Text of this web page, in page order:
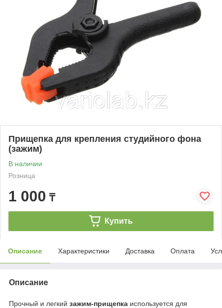
Прищепка для крепления студийного фона
(зажим)
В наличии
Розница
1 000 ₸
Купить
Описание Характеристики Доставка Оплата
Описание
Прочный и легкий зажим-прищепка используется для